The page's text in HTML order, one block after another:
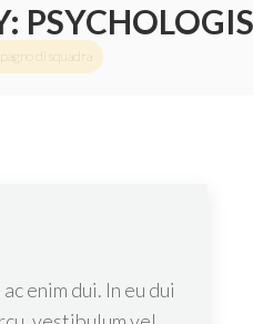
di squadra
enim dui. In eu dui